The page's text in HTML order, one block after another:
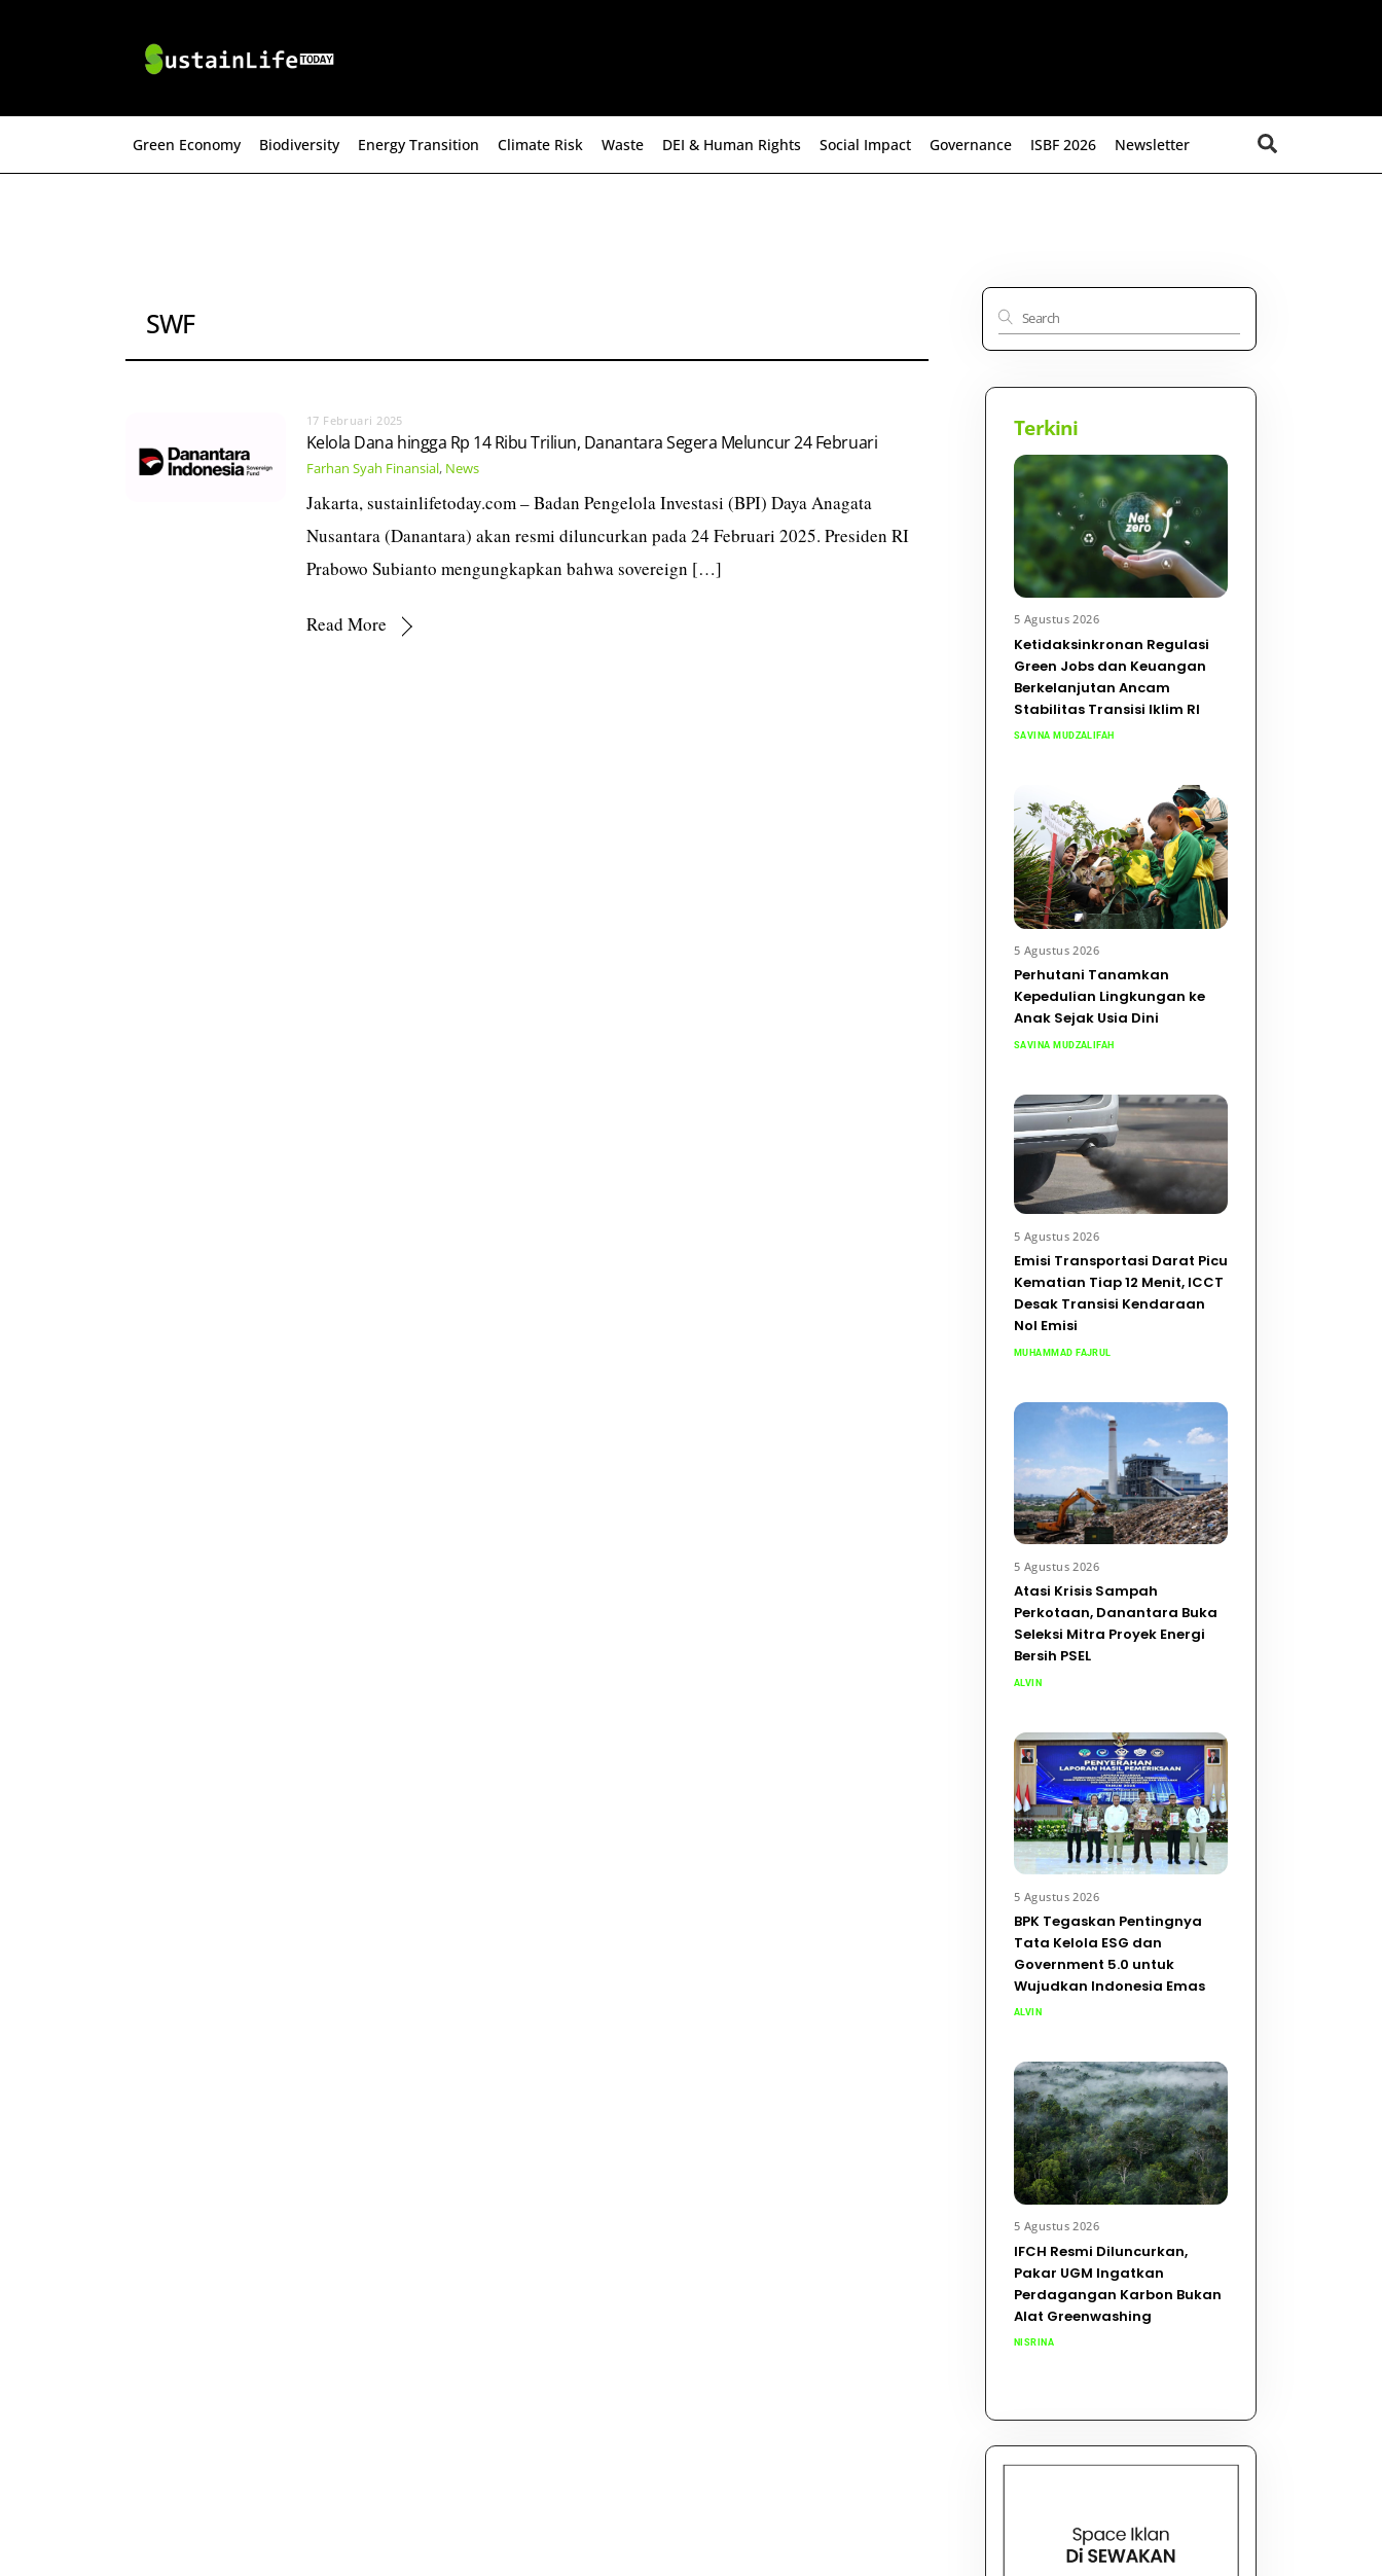
Green Economy Biodiversity Energy Transition Climate Risk Waste DEI & Human Rights Social Impact Governance ISBF 2026 Newsletter
SWF
17 Februari 2025
Kelola Dana hingga Rp 14 Ribu Triliun, Danantara Segera Meluncur 24 Februari
Farhan Syah Finansial, News
Jakarta, sustainlifetoday.com – Badan Pengelola Investasi (BPI) Daya Anagata
Nusantara (Danantara) akan resmi diluncurkan pada 24 Februari 2025. Presiden RI
Prabowo Subianto mengungkapkan bahwa sovereign […]
Read More
Terkini
5 Agustus 2026
Ketidaksinkronan Regulasi
Green Jobs dan Keuangan
Berkelanjutan Ancam
Stabilitas Transisi Iklim RI
SAVINA MUDZALIFAH
5 Agustus 2026
Perhutani Tanamkan
Kepedulian Lingkungan ke
Anak Sejak Usia Dini
SAVINA MUDZALIFAH
5 Agustus 2026
Emisi Transportasi Darat Picu
Kematian Tiap 12 Menit, ICCT
Desak Transisi Kendaraan
Nol Emisi
MUHAMMAD FAJRUL
5 Agustus 2026
Atasi Krisis Sampah
Perkotaan, Danantara Buka
Seleksi Mitra Proyek Energi
Bersih PSEL
ALVIN
5 Agustus 2026
BPK Tegaskan Pentingnya
Tata Kelola ESG dan
Government 5.0 untuk
Wujudkan Indonesia Emas
ALVIN
5 Agustus 2026
IFCH Resmi Diluncurkan,
Pakar UGM Ingatkan
Perdagangan Karbon Bukan
Alat Greenwashing
NISRINA